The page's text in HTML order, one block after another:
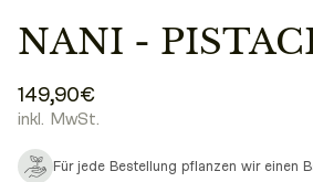
NANI -
149,90€
inkl. MwSt.
Für jede Bestellung pflanzen wir einen